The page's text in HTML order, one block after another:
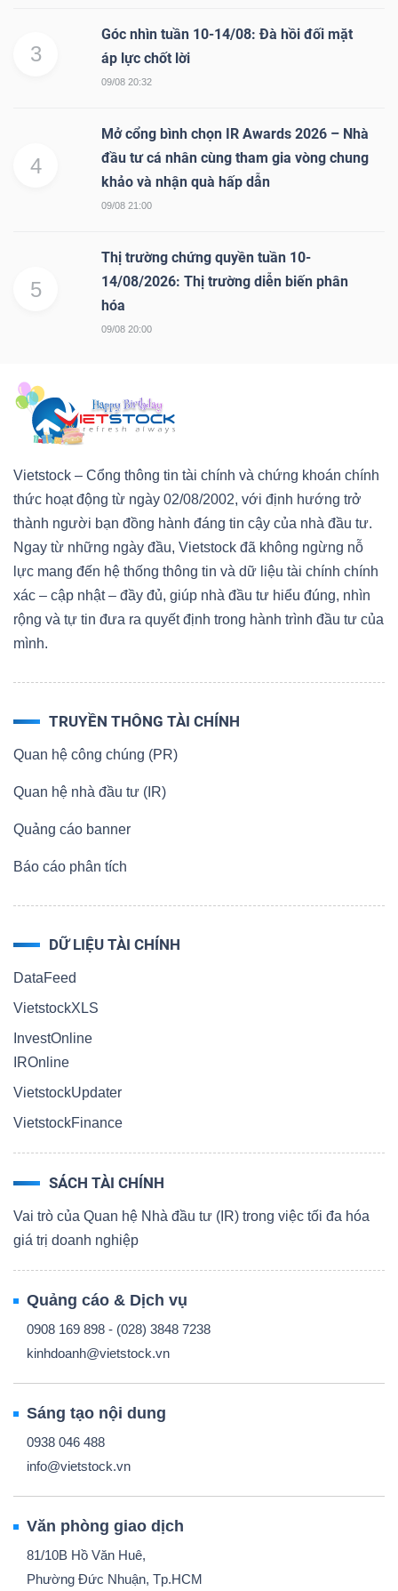
3
Góc nhìn tuần 10-14/08: Đà hồi đối mặt
áp lực chốt lời
09/08 20:32
4
Mở cổng bình chọn IR Awards 2026 – Nhà
đầu tư cá nhân cùng tham gia vòng chung
khảo và nhận quà hấp dẫn
09/08 21:00
5
Thị trường chứng quyền tuần 10-
14/08/2026: Thị trường diễn biến phân
hóa
09/08 20:00
Vietstock – Cổng thông tin tài chính và chứng khoán chính
thức hoạt động từ ngày 02/08/2002, với định hướng trở
thành người bạn đồng hành đáng tin cậy của nhà đầu tư.
Ngay từ những ngày đầu, Vietstock đã không ngừng nỗ
lực mang đến hệ thống thông tin và dữ liệu tài chính chính
xác – cập nhật – đầy đủ, giúp nhà đầu tư hiểu đúng, nhìn
rộng và tự tin đưa ra quyết định trong hành trình đầu tư của
mình.
TRUYỀN THÔNG TÀI CHÍNH
Quan hệ công chúng (PR)
Quan hệ nhà đầu tư (IR)
Quảng cáo banner
Báo cáo phân tích
DỮ LIỆU TÀI CHÍNH
DataFeed
VietstockXLS
InvestOnline
IROnline
VietstockUpdater
VietstockFinance
SÁCH TÀI CHÍNH
Vai trò của Quan hệ Nhà đầu tư (IR) trong việc tối đa hóa
giá trị doanh nghiệp
Quảng cáo & Dịch vụ
0908 169 898 - (028) 3848 7238
kinhdoanh@vietstock.vn
Sáng tạo nội dung
0938 046 488
info@vietstock.vn
Văn phòng giao dịch
81/10B Hồ Văn Huê,
Phường Đức Nhuận, Tp.HCM